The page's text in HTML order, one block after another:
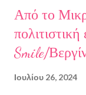
Από το
Smile/
Ιουλίου 26, 2024